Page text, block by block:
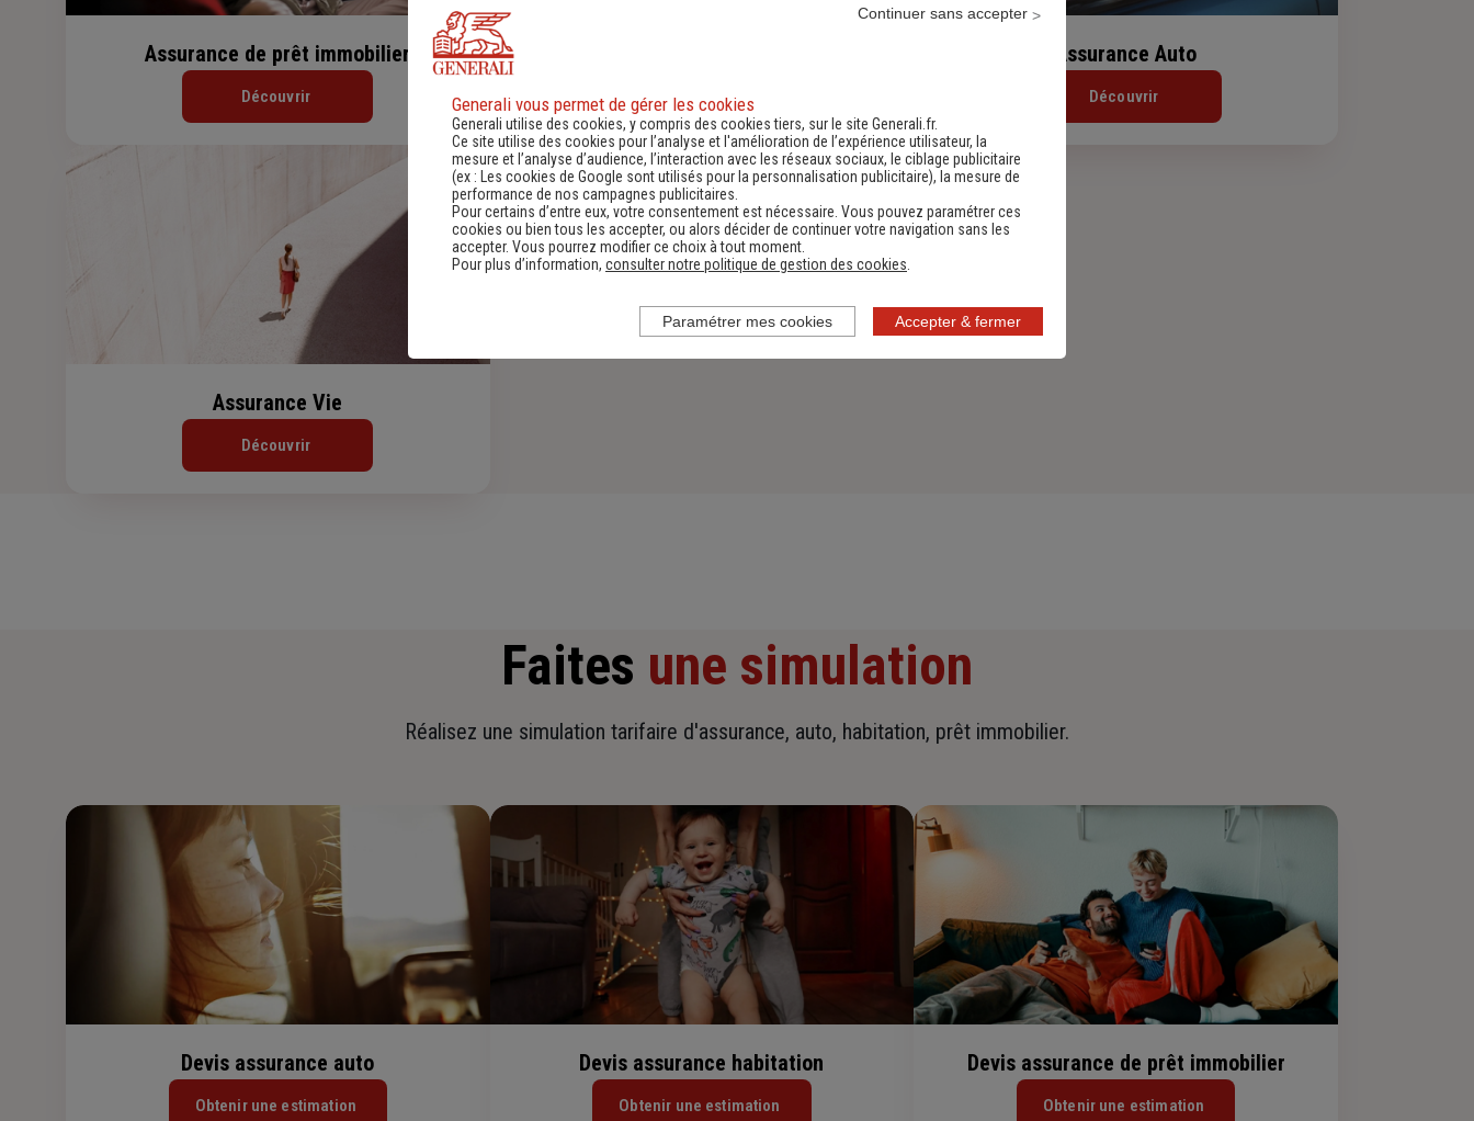
Assurance de prêt immobilier
Découvrir Découvrir
Assurance Auto
Découvrir
Assurance Vie
Découvrir
Faites une simulation
Réalisez une simulation tarifaire d'assurance, auto, habitation, prêt immobilier.
Devis assurance auto
Obtenir une estimation
Devis assurance habitation
Obtenir une estimation
Devis assurance de prêt immobilier
Obtenir une estimation
Generali vous permet de gérer les cookies
Generali utilise des cookies, y compris des cookies tiers, sur le site Generali.fr.
Ce site utilise des cookies pour l’analyse et l'amélioration de l’expérience utilisateur, la
mesure et l’analyse d’audience, l’interaction avec les réseaux sociaux, le ciblage publicitaire
(ex :
Les cookies de Google sont utilisés pour la personnalisation publicitaire), la mesure de
performance de nos campagnes publicitaires.
Pour certains d’entre eux, votre consentement est nécessaire. Vous pouvez paramétrer ces
cookies ou bien tous les accepter, ou alors décider de continuer votre navigation sans les
accepter. Vous pourrez modifier ce choix à tout moment.
Pour plus d’information, consulter notre politique de gestion des cookies
Accepter & fermer
Continuer sans accepter
Paramétrer mes cookies